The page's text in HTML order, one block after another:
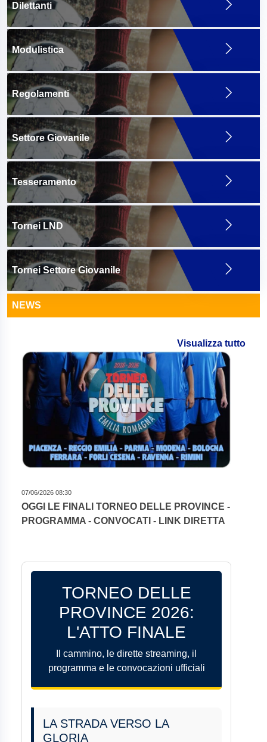
Dilettanti
Modulistica
Regolamenti
Settore Giovanile
Tesseramento
Tornei LND
Tornei Settore Giovanile
NEWS
Visualizza tutto
07/06/2026 08:30
OGGI LE FINALI TORNEO DELLE PROVINCE -
PROGRAMMA - CONVOCATI - LINK DIRETTA
TORNEO DELLE
PROVINCE 2026:
L'ATTO FINALE
Il cammino, le dirette streaming, il
programma e le convocazioni ufficiali
LA STRADA VERSO LA
GLORIA